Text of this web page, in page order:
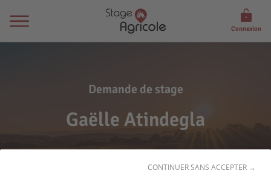
CONTINUER SANS ACCEPTER →
Connexion
Demande de stage
Gaëlle Atindegla